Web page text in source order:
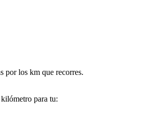
por los km que recorres.
para tu: